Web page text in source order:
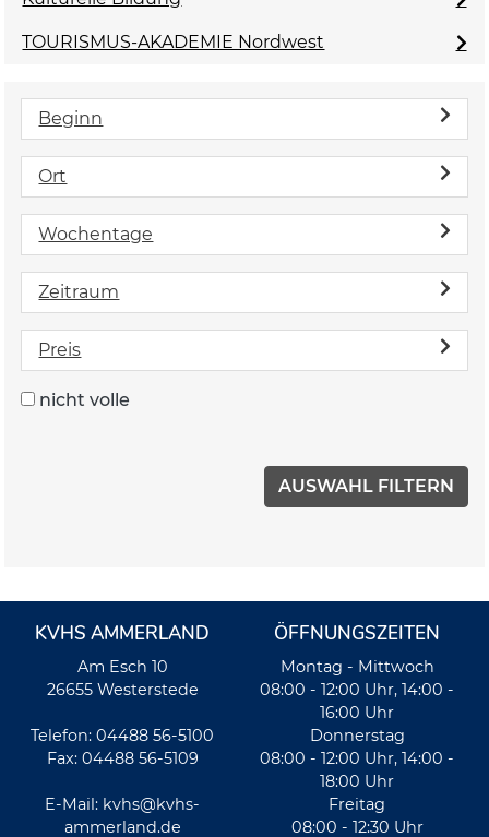
TOURISMUS-AKADEMIE Nordwest
Beginn
Ort
Wochentage
Zeitraum
Preis
nicht volle
KVHS AMMERLAND
Am Esch 10
26655 Westerstede
Telefon: 04488 56-5100
Fax: 04488 56-5109
E-Mail: kvhs@kvhs-
ammerland.de
ÖFFNUNGSZEITEN
Montag - Mittwoch
08:00 - 12:00 Uhr, 14:00 -
16:00 Uhr
Donnerstag
08:00 - 12:00 Uhr, 14:00 -
18:00 Uhr
Freitag
08:00 - 12:30 Uhr